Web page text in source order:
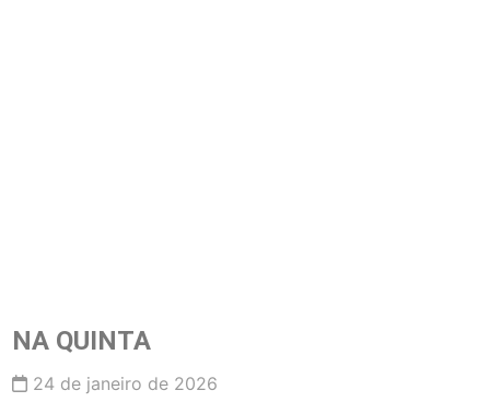
NA QUINTA
24 de janeiro de 2026